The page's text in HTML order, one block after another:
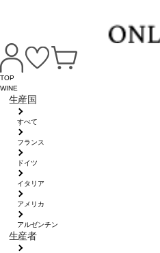
TOP
WINE
生産国
すべて
フランス
ドイツ
イタリア
アメリカ
アルゼンチン
生産者